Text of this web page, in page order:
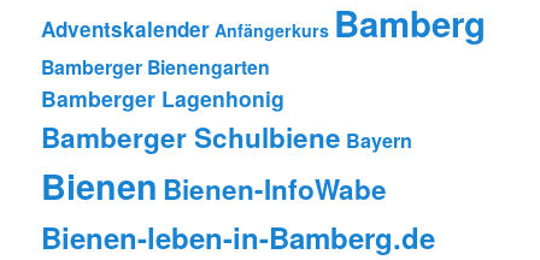
Adventskalender Anfängerkurs Bamberg
Bamberger Bienengarten
Bamberger Lagenhonig
Bamberger Schulbiene Bayern
Bienen Bienen-InfoWabe
Bienen-leben-in-Bamberg.de